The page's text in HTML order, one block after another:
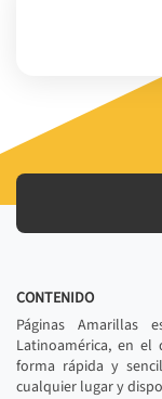
CONTENIDO
Páginas Amarillas
Latinoamérica, en
forma rápida y
cualquier lugar y